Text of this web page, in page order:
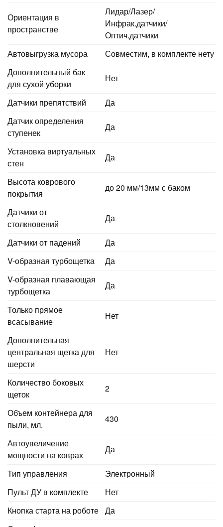
Ориентация в
пространстве
Лидар/Лазер/
Инфрак.датчики/
Оптич.датчики
Автовыгрузка мусора
Совместим, в комплекте нету
Дополнительный бак
для сухой уборки
Нет
Датчики препятствий
Да
Датчик определения
ступенек
Да
Установка виртуальных
стен
Да
Высота коврового
покрытия
до 20 мм/13мм с баком
Датчики от
столкновений
Да
Датчики от падений
Да
V-образная турбощетка
Да
V-образная плавающая
турбощетка
Да
Только прямое
всасывание
Нет
Дополнительная
центральная щетка для
шерсти
Нет
Количество боковых
щеток
2
Объем контейнера для
пыли, мл.
430
Автоувеличение
мощности на коврах
Да
Тип управления
Электронный
Пульт ДУ в комплекте
Нет
Кнопка старта на роботе Да